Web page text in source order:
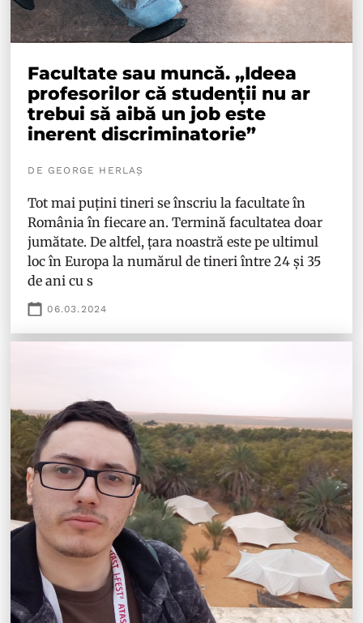
Facultate sau muncă. „Ideea
profesorilor că studenții nu ar
trebui să aibă un job este
inerent discriminatorie”
DE GEORGE HERLAȘ
Tot mai puțini tineri se înscriu la facultate în
România în fiecare an. Termină facultatea doar
jumătate. De altfel, țara noastră este pe ultimul
loc în Europa la numărul de tineri între 24 și 35
de ani cu s
06.03.2024